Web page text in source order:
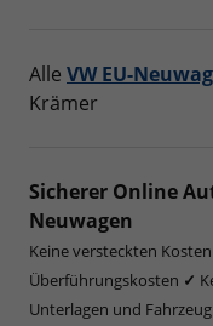
Alle VW EU-
Krämer
Sicherer Online
Neuwagen
Keine versteckten
Überführungskosten ✓
Unterlagen und